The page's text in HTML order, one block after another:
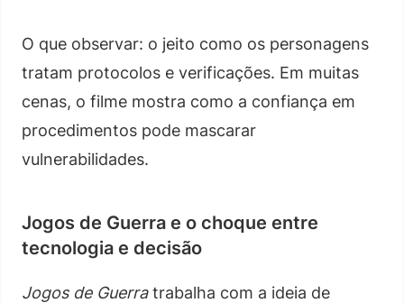
O que observar: o jeito como os personagens
tratam protocolos e verificações. Em muitas
cenas, o filme mostra como a confiança em
procedimentos pode mascarar
vulnerabilidades.
Jogos de Guerra e o choque entre
tecnologia e decisão
Jogos de Guerratrabalha com a ideia de